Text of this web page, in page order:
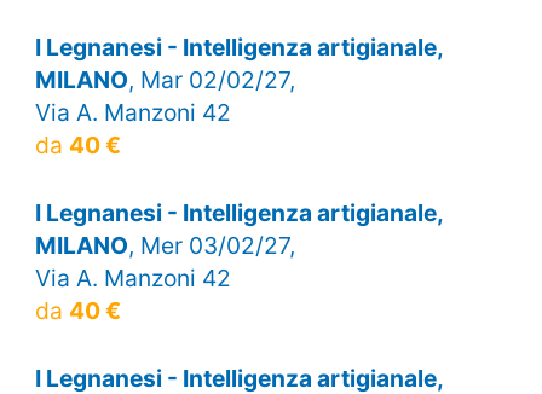
I Legnanesi - Intelligenza artigianale,
MILANO, Mar 02/02/27,
Via A. Manzoni 42
da 40 €
I Legnanesi - Intelligenza artigianale,
MILANO, Mer 03/02/27,
Via A. Manzoni 42
da 40 €
I Legnanesi - Intelligenza artigianale,